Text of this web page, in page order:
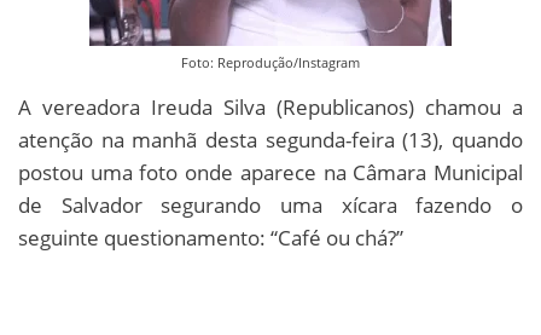
Foto: Reprodução/Instagram
A vereadora Ireuda Silva (Republicanos) chamou a
atenção na manhã desta segunda-feira (13), quando
postou uma foto onde aparece na Câmara Municipal
de Salvador segurando uma xícara fazendo o
seguinte questionamento: “Café ou chá?”